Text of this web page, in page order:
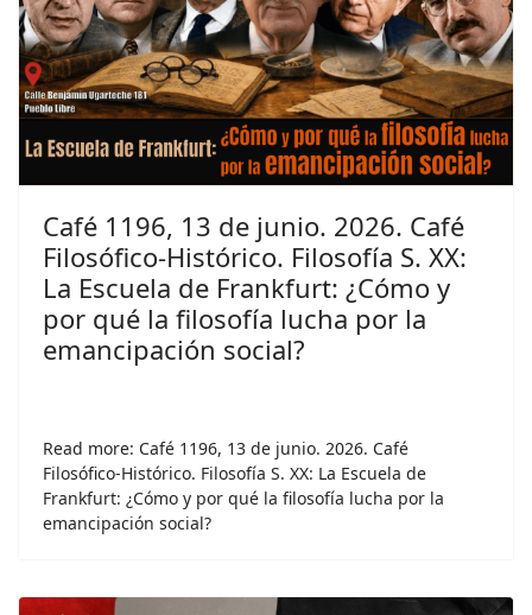
Café 1196, 13 de junio. 2026. Café
Filosófico-Histórico. Filosofía S. XX:
La Escuela de Frankfurt: ¿Cómo y
por qué la filosofía lucha por la
emancipación social?
Read more: Café 1196, 13 de junio. 2026. Café
Filosófico-Histórico. Filosofía S. XX: La Escuela de
Frankfurt: ¿Cómo y por qué la filosofía lucha por la
emancipación social?